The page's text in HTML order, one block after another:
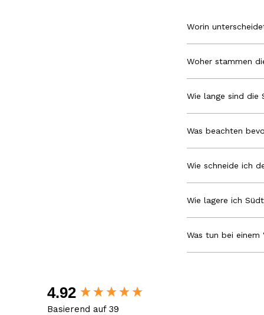
Worin
Woher stammen
Wie lange sind die
Was beachten
Wie schneide ich
Wie lagere ich
Was tun bei
4.92
Basierend auf 39
New content loaded